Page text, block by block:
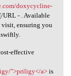
doxycycline-
- . Available
visit, ensuring you
swiftly.
effective
">priligy</a>is